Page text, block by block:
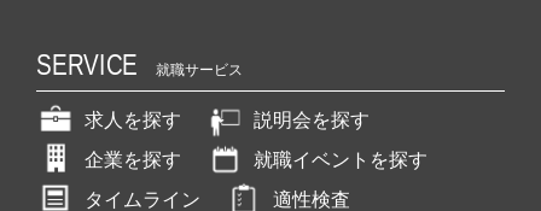
SERVICE 就職サービス
求人を探す
説明会を探す
企業を探す
就職イベントを探す
タイムライン
適性検査